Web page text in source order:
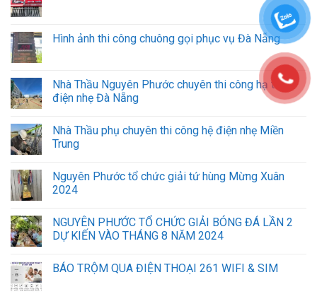
Khu
máy.
Hình ảnh thi công chuông gọi phục vụ Đà Nẵng
Nhà Thầu Nguyên Phước chuyên thi công hạ tầng
điện nhẹ Đà Nẵng
Nhà Thầu phụ chuyên thi công hệ điện nhẹ Miền
Trung
Nguyên Phước tổ chức giải tứ hùng Mừng Xuân
2024
NGUYÊN PHƯỚC TỔ CHỨC GIẢI BÓNG ĐÁ LẦN 2
DỰ KIẾN VÀO THÁNG 8 NĂM 2024
BÁO TRỘM QUA ĐIỆN THOẠI 261 WIFI & SIM